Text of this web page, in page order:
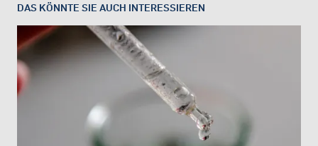
DAS KÖNNTE SIE AUCH INTERESSIEREN